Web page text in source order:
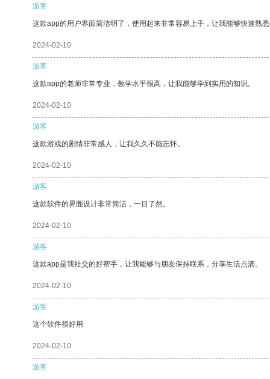
游客
这款app的用户界面简洁明了，使用起来非常容易上手，让我能够快速熟
2024-02-10
游客
这款app的老师非常专业，教学水平很高，让我能够学到实用的知识。
2024-02-10
游客
这款游戏的剧情非常感人，让我久久不能忘怀。
2024-02-10
游客
这款软件的界面设计非常简洁，一目了然。
2024-02-10
游客
这款app是我社交的好帮手，让我能够与朋友保持联系，分享生活点滴。
2024-02-10
游客
这个软件很好用
2024-02-10
游客